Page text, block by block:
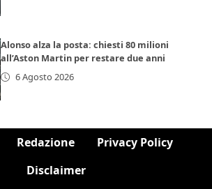
Alonso alza la posta: chiesti 80 milioni
all’Aston Martin per restare due anni
6 Agosto 2026
Redazione
Privacy Policy
Disclaimer